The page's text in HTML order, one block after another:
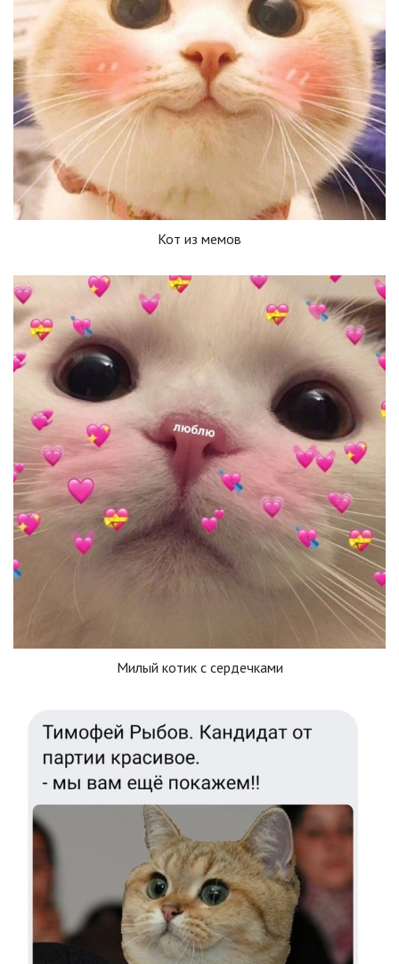
Кот из мемов
Милый котик с сердечками